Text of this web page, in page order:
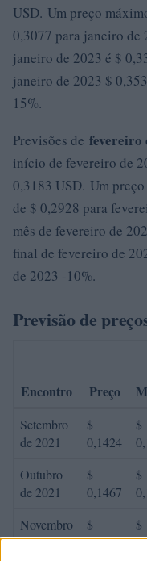
USD. Um preço
0,3077 para janeiro de
janeiro de 2023 é $
janeiro de 2023 $
15%.
Previsões de fevereiro
início de fevereiro de
0,3183 USD. Um
de $ 0,2928 para
mês de fevereiro de
final de fevereiro de
de 2023 -10%.
Previsão de
Encontro Preço
Setembro
de 2021
$
0,1424
$
Outubro
de 2021
$
0,1467
$
Novembro
de 2021
$
0,1408
$